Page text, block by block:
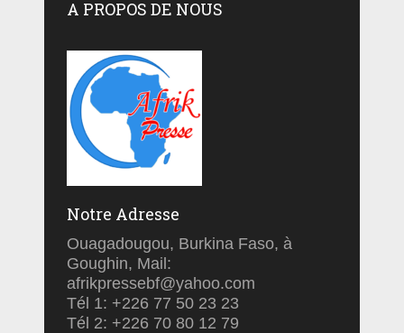
A PROPOS DE NOUS
Notre Adresse
Ouagadougou, Burkina Faso, à
Goughin, Mail:
afrikpressebf@yahoo.com
Tél 1: +226 77 50 23 23
Tél 2: +226 70 80 12 79